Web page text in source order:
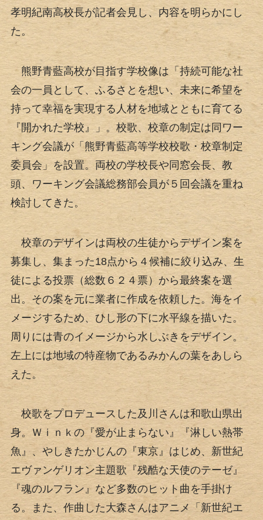
孝明紀南高校長が記者会見し、内容を明らかにし
た。
熊野青藍高校が目指す学校像は「持続可能な社
会の一員として、ふるさとを想い、未来に希望を
持って幸福を実現する人材を地域とともに育てる
『開かれた学校』」。校歌、校章の制定は同ワー
キング会議が「熊野青藍高等学校校歌・校章制定
委員会」を設置。両校の学校長や同窓会長、教
頭、ワーキング会議総務部会員が５回会議を重ね
検討してきた。
校章のデザインは両校の生徒からデザイン案を
募集し、集まった18点から４候補に絞り込み、生
徒による投票（総数６２４票）から最終案を選
出。その案を元に業者に作成を依頼した。海をイ
メージするため、ひし形の下に水平線を描いた。
周りには青のイメージから水しぶきをデザイン。
左上には地域の特産物であるみかんの葉をあしら
えた。
校歌をプロデュースした及川さんは和歌山県出
身。Ｗｉｎｋの『愛が止まらない』『淋しい熱帯
魚』、やしきたかじんの『東京』はじめ、新世紀
エヴァンゲリオン主題歌『残酷な天使のテーゼ』
『魂のルフラン』など多数のヒット曲を手掛け
る。また、作曲した大森さんはアニメ「新世紀エ